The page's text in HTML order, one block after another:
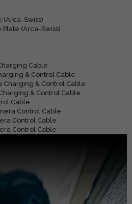
(Arca-Swiss)
(Arca-Swiss)
Cable
& Control Cable
Charging & Control Cable
& Control Cable
Cable
Control Cable
Control Cable
Control Cable